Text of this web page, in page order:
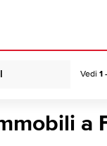
Vedi 1
a